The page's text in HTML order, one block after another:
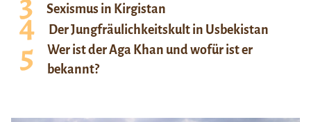
Sexismus in Kirgistan
Der Jungfräulichkeitskult in Usbekistan
Wer ist der Aga Khan und wofür ist er
bekannt?